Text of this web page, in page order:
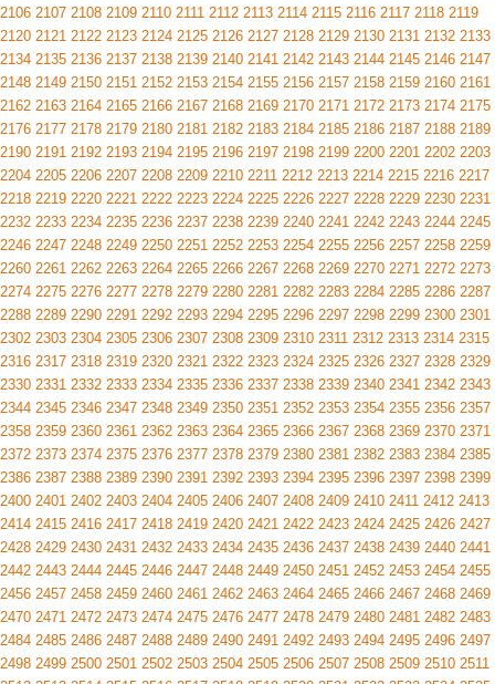
2106 2107 2108 2109 2110 2111 2112 2113 2114 2115 2116 2117 2118 2119
2120 2121 2122 2123 2124 2125 2126 2127 2128 2129 2130 2131 2132 2133
2134 2135 2136 2137 2138 2139 2140 2141 2142 2143 2144 2145 2146 2147
2148 2149 2150 2151 2152 2153 2154 2155 2156 2157 2158 2159 2160 2161
2162 2163 2164 2165 2166 2167 2168 2169 2170 2171 2172 2173 2174 2175
2176 2177 2178 2179 2180 2181 2182 2183 2184 2185 2186 2187 2188 2189
2190 2191 2192 2193 2194 2195 2196 2197 2198 2199 2200 2201 2202 2203
2204 2205 2206 2207 2208 2209 2210 2211 2212 2213 2214 2215 2216 2217
2218 2219 2220 2221 2222 2223 2224 2225 2226 2227 2228 2229 2230 2231
2232 2233 2234 2235 2236 2237 2238 2239 2240 2241 2242 2243 2244 2245
2246 2247 2248 2249 2250 2251 2252 2253 2254 2255 2256 2257 2258 2259
2260 2261 2262 2263 2264 2265 2266 2267 2268 2269 2270 2271 2272 2273
2274 2275 2276 2277 2278 2279 2280 2281 2282 2283 2284 2285 2286 2287
2288 2289 2290 2291 2292 2293 2294 2295 2296 2297 2298 2299 2300 2301
2302 2303 2304 2305 2306 2307 2308 2309 2310 2311 2312 2313 2314 2315
2316 2317 2318 2319 2320 2321 2322 2323 2324 2325 2326 2327 2328 2329
2330 2331 2332 2333 2334 2335 2336 2337 2338 2339 2340 2341 2342 2343
2344 2345 2346 2347 2348 2349 2350 2351 2352 2353 2354 2355 2356 2357
2358 2359 2360 2361 2362 2363 2364 2365 2366 2367 2368 2369 2370 2371
2372 2373 2374 2375 2376 2377 2378 2379 2380 2381 2382 2383 2384 2385
2386 2387 2388 2389 2390 2391 2392 2393 2394 2395 2396 2397 2398 2399
2400 2401 2402 2403 2404 2405 2406 2407 2408 2409 2410 2411 2412 2413
2414 2415 2416 2417 2418 2419 2420 2421 2422 2423 2424 2425 2426 2427
2428 2429 2430 2431 2432 2433 2434 2435 2436 2437 2438 2439 2440 2441
2442 2443 2444 2445 2446 2447 2448 2449 2450 2451 2452 2453 2454 2455
2456 2457 2458 2459 2460 2461 2462 2463 2464 2465 2466 2467 2468 2469
2470 2471 2472 2473 2474 2475 2476 2477 2478 2479 2480 2481 2482 2483
2484 2485 2486 2487 2488 2489 2490 2491 2492 2493 2494 2495 2496 2497
2498 2499 2500 2501 2502 2503 2504 2505 2506 2507 2508 2509 2510 2511